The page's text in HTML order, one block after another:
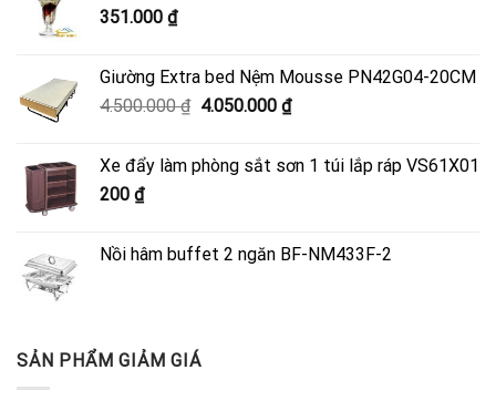
351.000 ₫
Giường Extra bed Nệm Mousse PN42G04-20CM
4.500.000₫ Giá
4.500.000 ₫.
4.050.000 ₫Giá
là:
Xe đẩy làm phòng sắt sơn 1 túi lắp ráp VS61X01
200 ₫
Nồi hâm buffet 2 ngăn BF-NM433F-2
SẢN PHẨM GIẢM GIÁ